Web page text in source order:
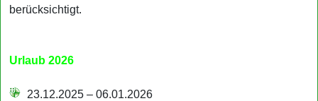
berücksichtigt.
Urlaub 2026
23.12.2025 – 06.01.2026